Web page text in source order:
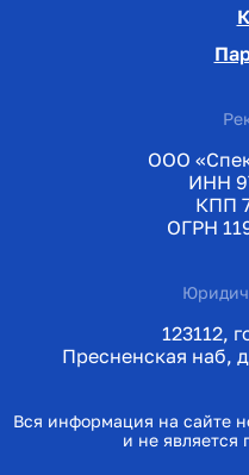
ООО
ИНН
КПП
ОГРН
123112,
Пресненская наб,
Вся информация на сайте
и не является